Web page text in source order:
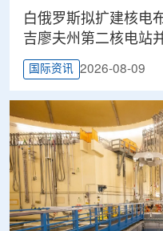
白俄罗斯拟扩建核电
吉廖夫州第二核电站
国际资讯 2026-08-09